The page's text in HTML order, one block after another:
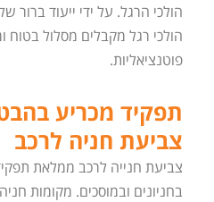
הולכי הרגל. על ידי ייעוד ברור
הולכי רגל מקבלים מסלול בטוח
פוטנציאליות.
תפקיד מכריע
צביעת חניה לרכב
צביעת חנייה לרכב ממלאת
בחניונים ובמוסכים. מקומות